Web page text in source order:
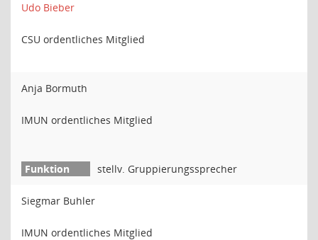
Udo Bieber
CSU ordentliches Mitglied
Anja Bormuth
IMUN ordentliches Mitglied
stellv. Gruppierungssprecher
Siegmar Buhler
IMUN ordentliches Mitglied